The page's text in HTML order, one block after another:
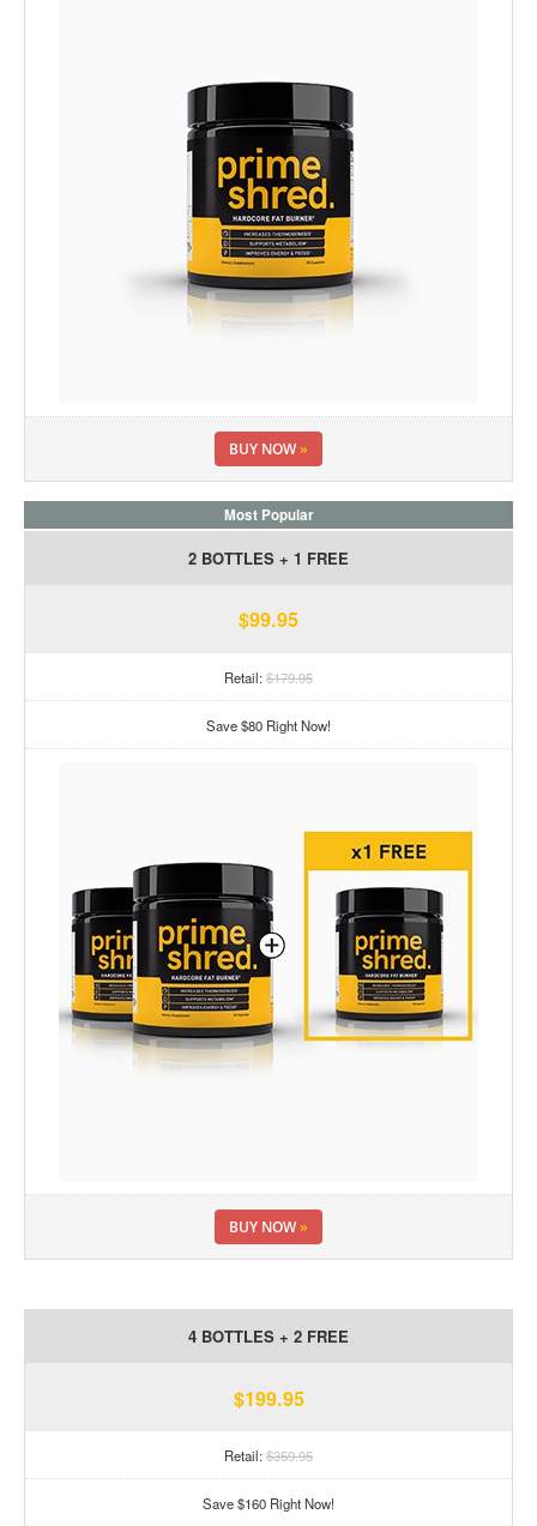
BUY NOW»
Most Popular
2 BOTTLES + 1 FREE
$99.95
Retail:$179.95
Save $80 Right Now!
BUY NOW»
4 BOTTLES + 2 FREE
$199.95
Retail:$359.95
Save $160 Right Now!